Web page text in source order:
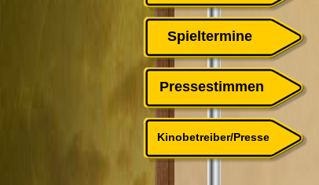
Spieltermine
Pressestimmen
Kinobetreiber/Presse